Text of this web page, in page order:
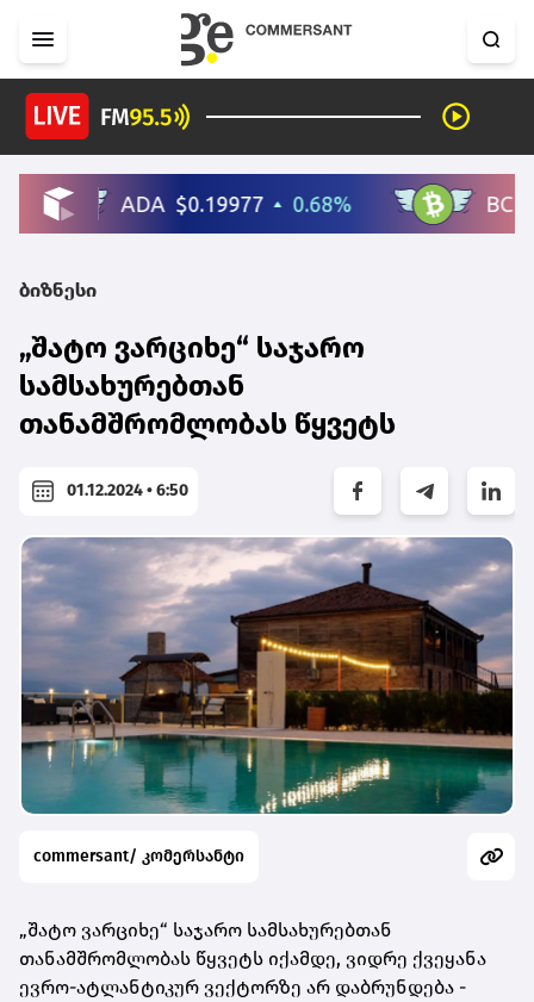
ბიზნესი
„შატო ვარციხე“ საჯარო
სამსახურებთან
თანამშრომლობას წყვეტს
01.12.2024 • 6:50
commersant/ კომერსანტი
„შატო ვარციხე“ საჯარო სამსახურებთან
თანამშრომლობას წყვეტს იქამდე, ვიდრე ქვეყანა
ევრო-ატლანტიკურ ვექტორზე არ დაბრუნდება -